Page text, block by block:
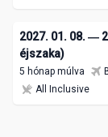
2027. 01. 08. ―
éjszaka)
5 hónap múlva
All Inclusive